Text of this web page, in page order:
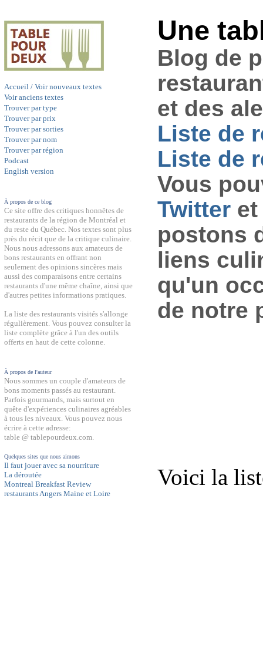
Accueil / Voir nouveaux textes
Voir anciens textes
Trouver par type
Trouver par prix
Trouver par sorties
Trouver par nom
Trouver par région
Podcast
English version
À propos de ce blog
Ce site offre des critiques honnêtes de
restaurants de la région de Montréal et
du reste du Québec. Nos textes sont plus
près du récit que de la critique culinaire.
Nous nous adressons aux amateurs de
bons restaurants en offrant non
seulement des opinions sincères mais
aussi des comparaisons entre certains
restaurants d'une même chaîne, ainsi que
d'autres petites informations pratiques.
La liste des restaurants visités s'allonge
régulièrement. Vous pouvez consulter la
liste complète grâce à l'un des outils
offerts en haut de cette colonne.
À propos de l'auteur
Nous sommes un couple d'amateurs de
bons moments passés au restaurant.
Parfois gourmands, mais surtout en
quête d'expériences culinaires agréables
à tous les niveaux. Vous pouvez nous
écrire à cette adresse:
table @ tablepourdeux.com.
Quelques sites que nous aimons
Il faut jouer avec sa nourriture
La déroutée
Montreal Breakfast Review
restaurants Angers Maine et Loire
Une
Blog de
et des
Liste de
Liste de
Vous
Twitter
postons
liens
qu'un
de notre
Voici la